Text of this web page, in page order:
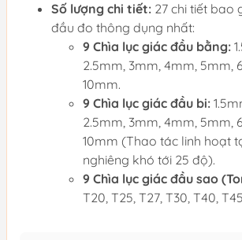
Số lượng chi tiết: 27 chi tiết bao
đầu đo thông dụng nhất:
9 Chìa lục giác đầu bằng:
2.5mm, 3mm, 4mm, 5mm,
10mm.
9 Chìa lục giác đầu bi:
2.5mm, 3mm, 4mm, 5mm,
10mm (Thao tác linh hoạt
nghiêng khó tới 25 độ).
9 Chìa lục giác đầu sao
T20, T25, T27, T30, T40,